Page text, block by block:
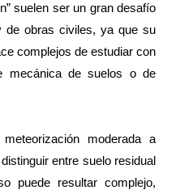
suelen ser un gran desafío
de obras civiles, ya que su
complejos de estudiar con
mecánica de suelos o de
moderada a
entre suelo residual
puede resultar complejo,